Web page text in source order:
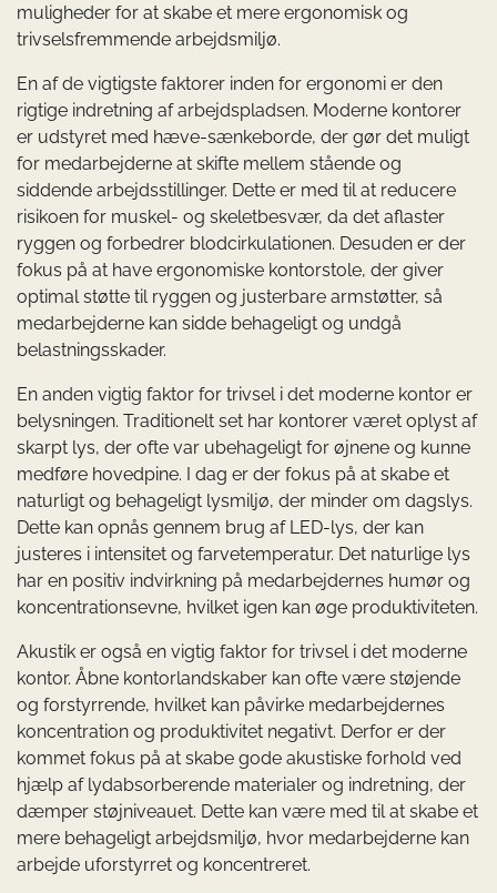
muligheder for at skabe et mere ergonomisk og
trivselsfremmende arbejdsmiljø.
En af de vigtigste faktorer inden for ergonomi er den
rigtige indretning af arbejdspladsen. Moderne kontorer
er udstyret med hæve-sænkeborde, der gør det muligt
for medarbejderne at skifte mellem stående og
siddende arbejdsstillinger. Dette er med til at reducere
risikoen for muskel- og skeletbesvær, da det aflaster
ryggen og forbedrer blodcirkulationen. Desuden er der
fokus på at have ergonomiske kontorstole, der giver
optimal støtte til ryggen og justerbare armstøtter, så
medarbejderne kan sidde behageligt og undgå
belastningsskader.
En anden vigtig faktor for trivsel i det moderne kontor er
belysningen. Traditionelt set har kontorer været oplyst af
skarpt lys, der ofte var ubehageligt for øjnene og kunne
medføre hovedpine. I dag er der fokus på at skabe et
naturligt og behageligt lysmiljø, der minder om dagslys.
Dette kan opnås gennem brug af LED-lys, der kan
justeres i intensitet og farvetemperatur. Det naturlige lys
har en positiv indvirkning på medarbejdernes humør og
koncentrationsevne, hvilket igen kan øge produktiviteten.
Akustik er også en vigtig faktor for trivsel i det moderne
kontor. Åbne kontorlandskaber kan ofte være støjende
og forstyrrende, hvilket kan påvirke medarbejdernes
koncentration og produktivitet negativt. Derfor er der
kommet fokus på at skabe gode akustiske forhold ved
hjælp af lydabsorberende materialer og indretning, der
dæmper støjniveauet. Dette kan være med til at skabe et
mere behageligt arbejdsmiljø, hvor medarbejderne kan
arbejde uforstyrret og koncentreret.